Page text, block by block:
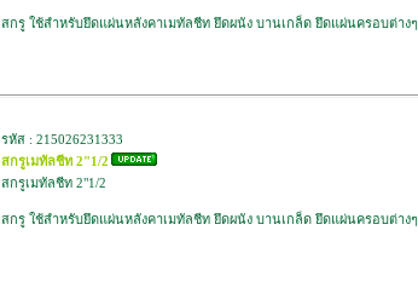
สกรู ใช้สำหรับยึดแผ่นหลังคาเมทัลชีท ยึดผนัง บานเกล็ด ยึดแผ่นครอบต่างๆ
รหัส : 215026231333
สกรูเมทัลชีท 2"1/2
สกรูเมทัลชีท 2"1/2
สกรู ใช้สำหรับยึดแผ่นหลังคาเมทัลชีท ยึดผนัง บานเกล็ด ยึดแผ่นครอบต่างๆ